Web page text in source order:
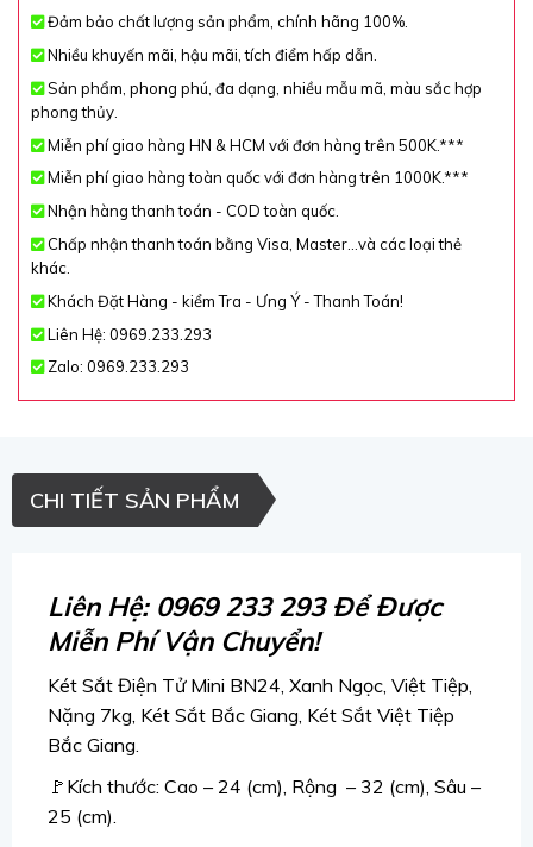
Đảm bảo chất lượng sản phẩm, chính hãng 100%.
Nhiều khuyến mãi, hậu mãi, tích điểm hấp dẫn.
Sản phẩm, phong phú, đa dạng, nhiều mẫu mã, màu sắc hợp
phong thủy.
Miễn phí giao hàng HN & HCM với đơn hàng trên 500K.***
Miễn phí giao hàng toàn quốc với đơn hàng trên 1000K.***
Nhận hàng thanh toán - COD toàn quốc.
Chấp nhận thanh toán bằng Visa, Master...và các loại thẻ
khác.
Khách Đặt Hàng - kiểm Tra - Ưng Ý - Thanh Toán!
Liên Hệ: 0969.233.293
Zalo: 0969.233.293
CHI TIẾT SẢN PHẨM
Liên Hệ: 0969 233 293 Để Được
Miễn Phí Vận Chuyển!
Két Sắt Điện Tử Mini BN24, Xanh Ngọc, Việt Tiệp,
Nặng 7kg, Két Sắt Bắc Giang, Két Sắt Việt Tiệp
Bắc Giang.
🚩Kích thước: Cao – 24 (cm), Rộng – 32 (cm), Sâu –
25 (cm).